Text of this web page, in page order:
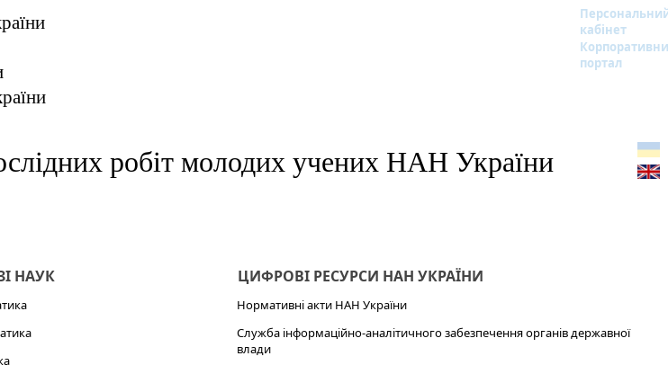
кабінет
портал
робіт молодих учених НАН України
НАУК ЦИФРОВІ РЕСУРСИ НАН УКРАЇНИ
Нормативні акти НАН України
Служба інформаційно-аналітичного забезпечення органів державної
влади